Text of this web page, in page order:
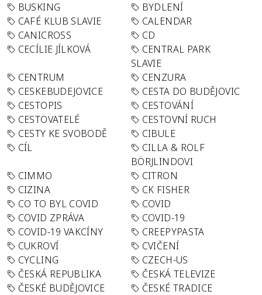
BUSKING
BYDLENÍ
CAFÉ KLUB SLAVIE
CALENDAR
CANICROSS
CD
CECÍLIE JÍLKOVÁ
CENTRAL PARK
SLAVIE
CENTRUM
CENZURA
CESKEBUDEJOVICE
CESTA DO BUDĚJOVIC
CESTOPIS
CESTOVÁNÍ
CESTOVATELÉ
CESTOVNÍ RUCH
CESTY KE SVOBODĚ
CIBULE
CÍL
CILLA & ROLF
BÖRJLINDOVI
CIMMO
CITRON
CIZINA
CK FISHER
CO TO BYL COVID
COVID
COVID ZPRÁVA
COVID-19
COVID-19 VAKCÍNY
CREEPYPASTA
CUKROVÍ
CVIČENÍ
CYCLING
CZECH-US
ČESKÁ REPUBLIKA
ČESKÁ TELEVIZE
ČESKÉ BUDĚJOVICE
ČESKÉ TRADICE